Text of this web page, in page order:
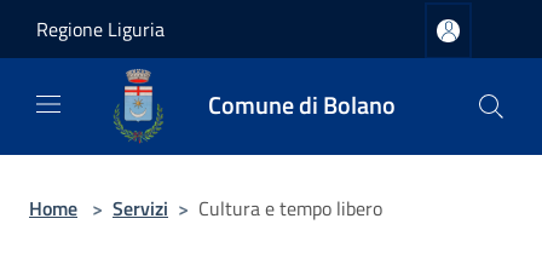
Regione Liguria
Comune di Bolano
Home > Servizi > Cultura e tempo libero